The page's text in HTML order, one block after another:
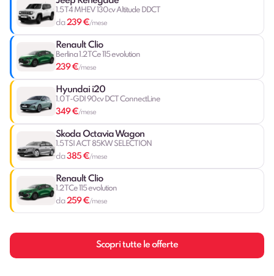
1.5 T4 MHEV 130cv Altitude DDCT
da239 €/mese
Renault Clio
Berlina 1.2 TCe 115 evolution
239 €/mese
Hyundai i20
1.0 T-GDI 90cv DCT ConnectLine
349 €/mese
Skoda Octavia Wagon
1.5 TSI ACT 85KW SELECTION
da385 €/mese
Renault Clio
1.2 TCe 115 evolution
da259 €/mese
Scopri tutte le offerte